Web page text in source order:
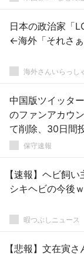
日本の政治家「
←海外「それさぁ
海外さんいらっ
中国版ツイッタ
のファンアカウ
て削除、30日間
保守速報
【速報】ヘビ飼
シキヘビの今後
暇つぶしニュース
【悲報】文在寅